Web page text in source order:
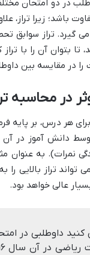
در دو امتحان
باشد؛ زیرا تراز،
می گیرد. تراز سوابق
تا بتوان آن را با
را در مقایسه بین
در محاسبه
هر درس، بر پایه
دانش آموز در آن
نمرات). به
تراز بالایی را
عالی خواهد بود.